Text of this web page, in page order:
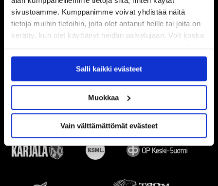
sivustoamme. Kumppanimme voivat yhdistää näitä
tietoja muihin tietoihin, joita olet antanut heille tai joita on
kerätty, kun olet käyttänyt heidän palvelujaan. Voit koska
tahansa kumota tai muuttaa suostumustasi evästeiden
käytöstäEvästeet-sivultamme.
Salli kaikki evästeet
Muokkaa
Vain välttämättömät evästeet